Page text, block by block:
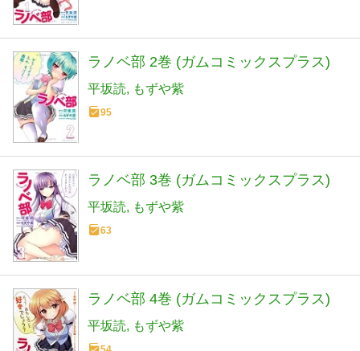
ラノベ部 2巻 (ガムコミックスプラス)
平坂読 もずや紫
95
ラノベ部 3巻 (ガムコミックスプラス)
平坂読 もずや紫
63
ラノベ部 4巻 (ガムコミックスプラス)
平坂読 もずや紫